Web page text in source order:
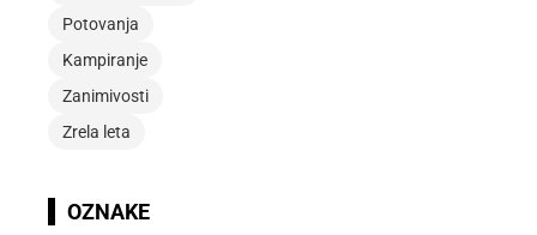
Potovanja
Kampiranje
Zanimivosti
Zrela leta
OZNAKE